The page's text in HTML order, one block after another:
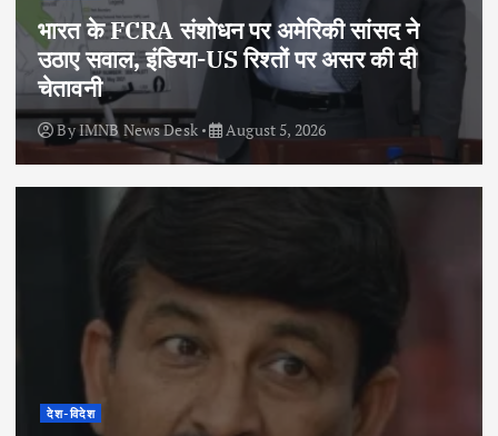
भारत के FCRA संशोधन पर अमेरिकी सांसद ने
उठाए सवाल, इंडिया-US रिश्तों पर असर की दी
चेतावनी
ByIMNB News Desk August 5, 2026
देश-विदेश